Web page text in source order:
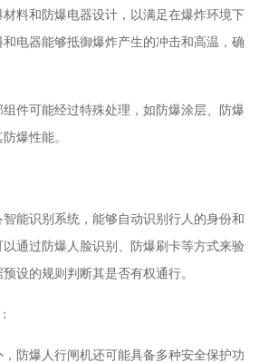
料和防爆电器设计，以满足在爆炸环境下
电器能够抵御爆炸产生的冲击和高温，确
件可能经过特殊处理，如防爆涂层、防爆
爆性能。
能识别系统，能够自动识别行人的身份和
通过防爆人脸识别、防爆刷卡等方式来验
设的规则判断其是否有权通行。
防爆人行闸机还可能具备多种安全保护功